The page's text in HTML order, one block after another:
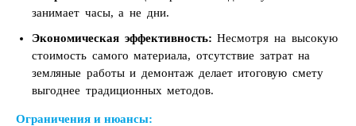
занимает часы, а не дни.
Экономическая эффективность: Несмотря на высокую
стоимость самого материала, отсутствие затрат на
земляные работы и демонтаж делает итоговую смету
выгоднее традиционных методов.
Ограничения и нюансы: